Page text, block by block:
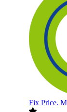
Fix Price.